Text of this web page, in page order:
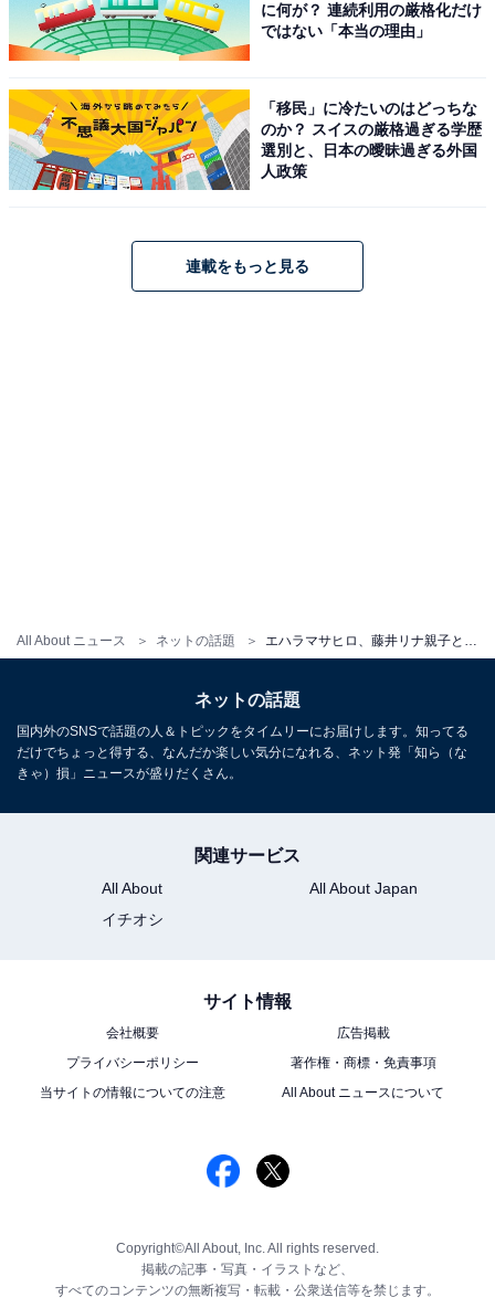
All About ニュース ネットの話題 エハラマサヒロ、藤井リナ親子との家族ショット！ 「産まれて数年でもうイケメン美人過ぎてカッコいい」
に何が？ 連続利用の厳格化だけ
ではない「本当の理由」
「移民」に冷たいのはどっちな
のか？ スイスの厳格過ぎる学歴
選別と、日本の曖昧過ぎる外国
人政策
連載をもっと見る
ネットの話題
国内外のSNSで話題の人＆トピックをタイムリーにお届けします。知ってる
だけでちょっと得する、なんだか楽しい気分になれる、ネット発「知ら（な
きゃ）損」ニュースが盛りだくさん。
関連サービス
All About
All About Japan
イチオシ
サイト情報
会社概要
広告掲載
プライバシーポリシー
著作権・商標・免責事項
当サイトの情報についての注意
All About ニュースについて
Copyright©All About, Inc. All rights reserved.
掲載の記事・写真・イラストなど、
すべてのコンテンツの無断複写・転載・公衆送信等を禁じます。